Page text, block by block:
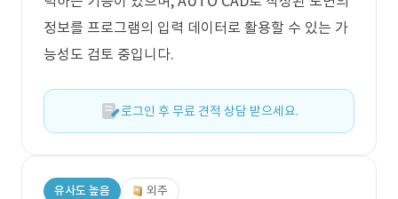
정보를 프로그램의 입력 데이터로 활용할 수 있는 가
능성도 검토 중입니다.
로그인 후 무료 견적 상담 받으세요.
유사도 높음 외주